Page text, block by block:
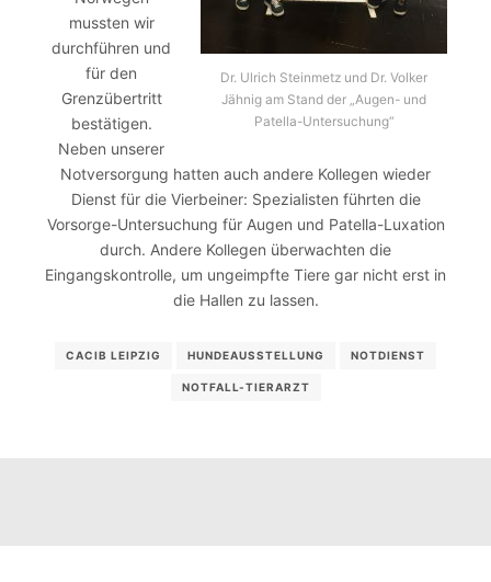
Dr. Ulrich Steinmetz und Dr. Volker
Jähnig am Stand der „Augen- und
Patella-Untersuchung“
mussten wir
durchführen und
für den
Grenzübertritt
bestätigen.
Neben unserer
Notversorgung hatten auch andere Kollegen wieder
Dienst für die Vierbeiner: Spezialisten führten die
Vorsorge-Untersuchung für Augen und Patella-Luxation
durch. Andere Kollegen überwachten die
Eingangskontrolle, um ungeimpfte Tiere gar nicht erst in
die Hallen zu lassen.
CACIB LEIPZIG HUNDEAUSSTELLUNG NOTDIENST
NOTFALL-TIERARZT